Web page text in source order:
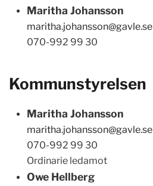
Maritha Johansson
maritha.johansson@gavle.se
070-992 99 30
Kommunstyrelsen
Maritha Johansson
maritha.johansson@gavle.se
070-992 99 30
Ordinarie ledamot
Owe Hellberg